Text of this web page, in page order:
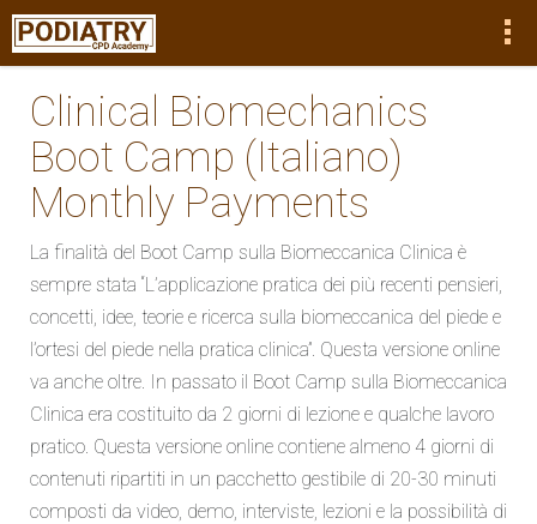
Clinical Biomechanics
Boot Camp (Italiano)
Monthly Payments
La finalità del Boot Camp sulla Biomeccanica Clinica è
sempre stata “L’applicazione pratica dei più recenti pensieri,
concetti, idee, teorie e ricerca sulla biomeccanica del piede e
l’ortesi del piede nella pratica clinica”. Questa versione online
va anche oltre. In passato il Boot Camp sulla Biomeccanica
Clinica era costituito da 2 giorni di lezione e qualche lavoro
pratico. Questa versione online contiene almeno 4 giorni di
contenuti ripartiti in un pacchetto gestibile di 20-30 minuti
composti da video, demo, interviste, lezioni e la possibilità di